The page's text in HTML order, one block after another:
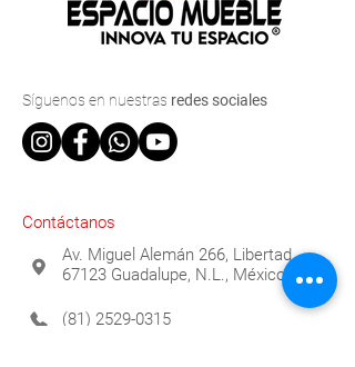
Síguenos en nuestras redes sociales
Contáctanos
Av. Miguel Alemán 266, Libertad,
67123 Guadalupe, N.L., México
(81) 2529-0315